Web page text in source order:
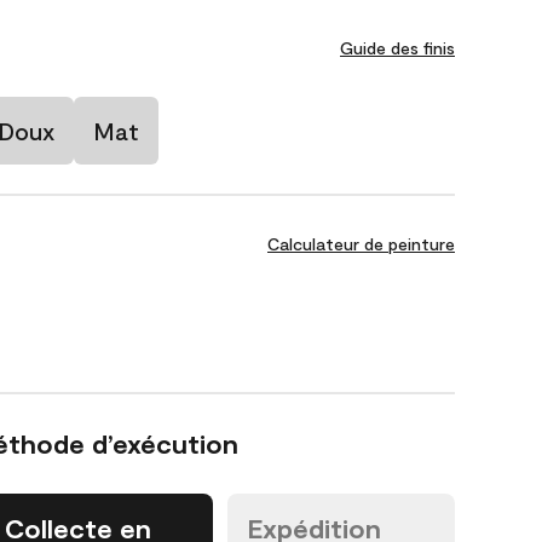
Guide des finis
Mat
Calculateur de peinture
d’exécution
Collecte en Expédition